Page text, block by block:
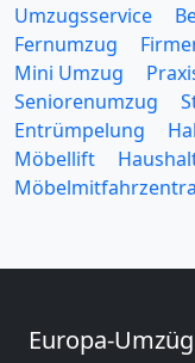
Umzugsservice
Fernumzug
Mini Umzug
Seniorenumzug
Entrümpelung
Möbellift
Europa-